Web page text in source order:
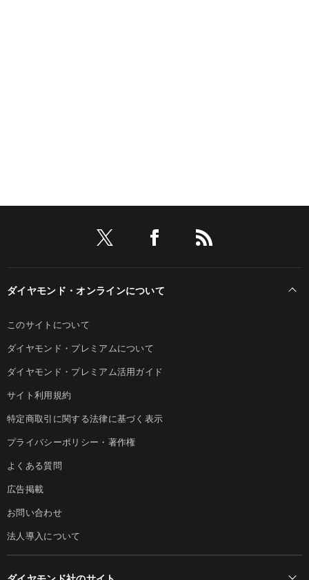
ダイヤモンド・オンラインについて
このサイトについて
ダイヤモンド・プレミアムについて
ダイヤモンド・プレミアム活用ガイド
サイト利用規約
特定商取引に関する法律に基づく表示
プライバシーポリシー・著作権
よくある質問
広告掲載
お問い合わせ
法人導入について